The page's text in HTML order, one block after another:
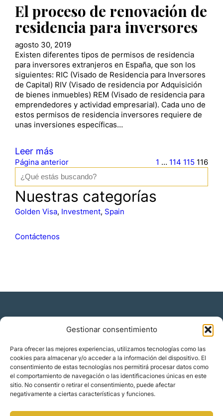
Gestionar consentimiento
Para ofrecer las mejores experiencias, utilizamos tecnologías como las
cookies para almacenar y/o acceder a la información del dispositivo. El
consentimiento de estas tecnologías nos permitirá procesar datos como
el comportamiento de navegación o las identificaciones únicas en este
sitio. No consentir o retirar el consentimiento, puede afectar
negativamente a ciertas características y funciones.
El proceso de renovación de
residencia para inversores
agosto 30, 2019
Existen diferentes tipos de permisos de residencia
para inversores extranjeros en España, que son los
siguientes: RIC (Visado de Residencia para Inversores
de Capital) RIV (Visado de residencia por Adquisición
de bienes inmuebles) REM (Visado de residencia para
emprendedores y actividad empresarial). Cada uno de
estos permisos de residencia inversores requiere de
unas inversiones específicas…
Leer más
Página anterior 1 … 114 115 116
s
c
a
Nuestras categorías
Golden Visa, Investment, Spain
Contáctenos
Residencia y ciudadanía
Migración corporativa
Nómadas digitales
Colabora con nosotros
Quiénes somos
Contacto